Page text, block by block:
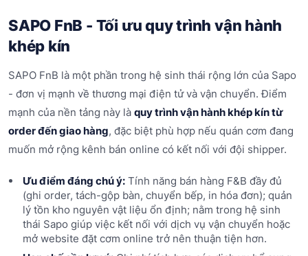
SAPO FnB - Tối ưu quy trình vận hành
khép kín
SAPO FnB là một phần trong hệ sinh thái rộng lớn của Sapo
- đơn vị mạnh về thương mại điện tử và vận chuyển. Điểm
mạnh của nền tảng này là quy trình vận hành khép kín từ
order đến giao hàng, đặc biệt phù hợp nếu quán cơm đang
muốn mở rộng kênh bán online có kết nối với đội shipper.
Ưu điểm đáng chú ý:Tính năng bán hàng F&B đầy đủ
(ghi order, tách-gộp bàn, chuyển bếp, in hóa đơn); quản
lý tồn kho nguyên vật liệu ổn định; nằm trong hệ sinh
thái Sapo giúp việc kết nối với dịch vụ vận chuyển hoặc
mở website đặt cơm online trở nên thuận tiện hơn.